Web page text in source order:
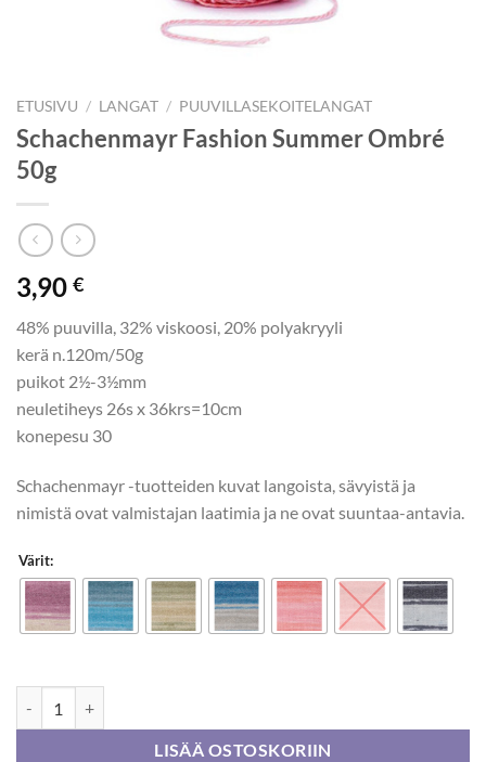
ETUSIVU / LANGAT / PUUVILLASEKOITELANGAT
Schachenmayr Fashion Summer Ombré
50g
3,90 €
48% puuvilla, 32% viskoosi, 20% polyakryyli
kerä n.120m/50g
puikot 2½-3½mm
neuletiheys 26s x 36krs=10cm
konepesu 30
Schachenmayr -tuotteiden kuvat langoista, sävyistä ja
nimistä ovat valmistajan laatimia ja ne ovat suuntaa-antavia.
Värit:
LISÄÄ OSTOSKORIIN